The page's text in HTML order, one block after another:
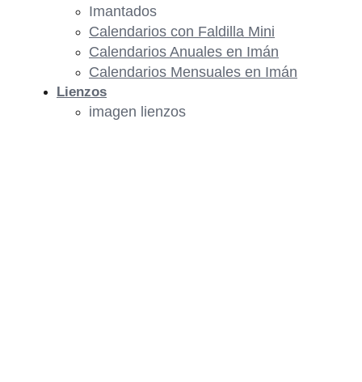
Imantados
Calendarios con Faldilla Mini
Calendarios Anuales en Imán
Calendarios Mensuales en Imán
Lienzos
imagen lienzos